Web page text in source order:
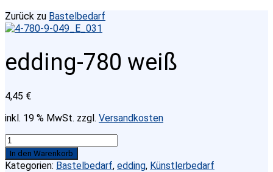
Zurück zu Bastelbedarf
edding-780 weiß
4,45 €
inkl. 19 % MwSt. zzgl. Versandkosten
edding-
780
weiß
In den Warenkorb
Kategorien: Bastelbedarf, edding, Künstlerbedarf